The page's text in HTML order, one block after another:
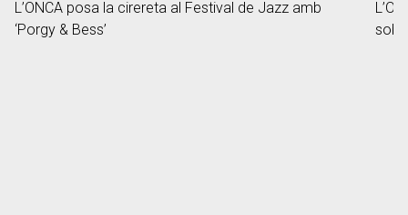
L’ONCA posa la cirereta al Festival de Jazz amb
‘Porgy & Bess’